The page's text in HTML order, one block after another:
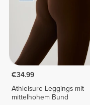
€34.99
Athleisure Leggings mit
mittelhohem Bund